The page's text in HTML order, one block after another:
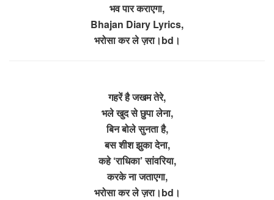
भव पार कराएगा,
Bhajan Diary Lyrics,
भरोसा कर ले ज़रा।bd।
गहरें है जखम तेरे,
भले खुद से छुपा लेना,
बिन बोले सुनता है,
बस शीश झुका देना,
कहे ‘राधिका’ सांवरिया,
करके ना जताएगा,
भरोसा कर ले ज़रा।bd।